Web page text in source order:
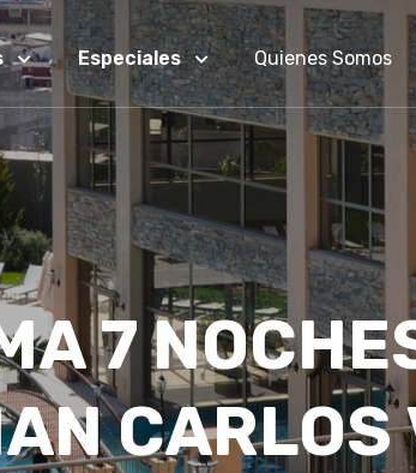
Especiales Quienes Somos
7
CARLOS